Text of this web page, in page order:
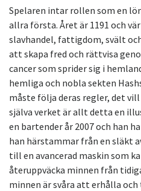
Spelaren intar rollen som en
allra första. Året är 1191 och
slavhandel, fattigdom, svält
att skapa fred och rättvisa
cancer som sprider sig i
hemliga och nobla sekten
måste följa deras regler, det vill
själva verket är allt detta en
en bartender år 2007 och han
han härstammar från en släkt
till en avancerad maskin som
återuppväcka minnen från
minnen är svåra att erhålla